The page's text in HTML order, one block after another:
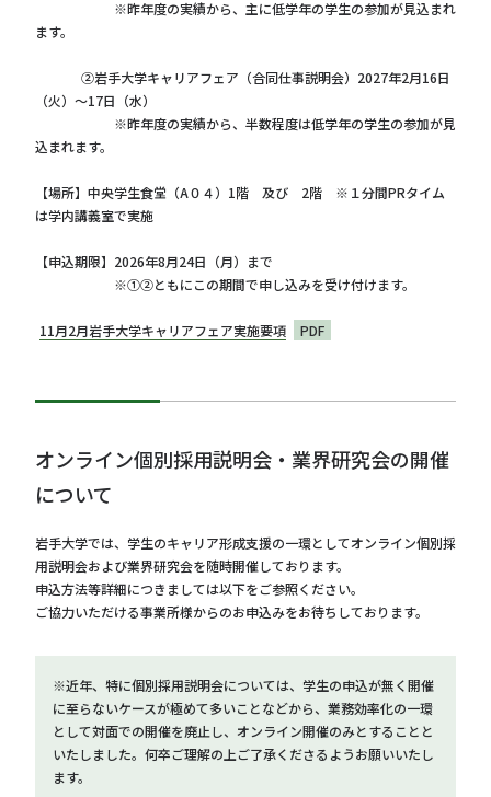
※昨年度の実績から、主に低学年の学生の参加が見込まれ
ます。
②岩手大学キャリアフェア（合同仕事説明会）2027年2月16日
（火）～17日（水）
※昨年度の実績から、半数程度は低学年の学生の参加が見
込まれます。
【場所】中央学生食堂（A０４）1階 及び 2階 ※１分間PRタイム
は学内講義室で実施
【申込期限】2026年8月24日（月）まで
※①②ともにこの期間で申し込みを受け付けます。
11月2月岩手大学キャリアフェア実施要項 PDF
オンライン個別採用説明会・業界研究会の開催
について
岩手大学では、学生のキャリア形成支援の一環としてオンライン個別採
用説明会および業界研究会を随時開催しております。
申込方法等詳細につきましては以下をご参照ください。
ご協力いただける事業所様からのお申込みをお待ちしております。
※近年、特に個別採用説明会については、学生の申込が無く開催
に至らないケースが極めて多いことなどから、業務効率化の一環
として対面での開催を廃止し、オンライン開催のみとすることと
いたしました。何卒ご理解の上ご了承くださるようお願いいたし
ます。